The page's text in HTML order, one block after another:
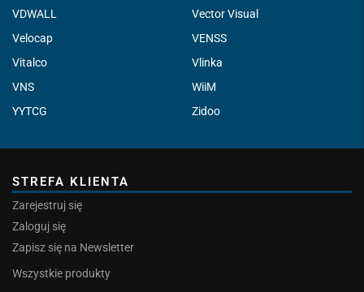
VDWALL
Vector Visual
Velocap
VENSS
Vitalco
Vlinka
VNS
WiiM
YYTCG
Zidoo
STREFA KLIENTA
Zarejestruj się
Zaloguj się
Zapisz się na Newsletter
Wszystkie produkty